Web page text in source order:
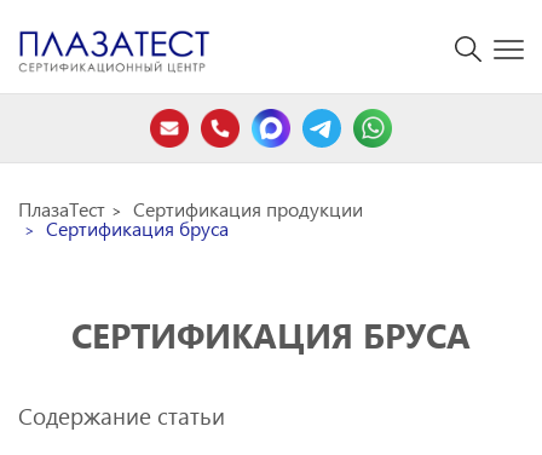
ПлазаТест Сертификация продукции
Сертификация бруса
СЕРТИФИКАЦИЯ БРУСА
Содержание статьи